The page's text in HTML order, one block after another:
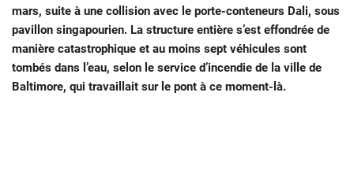
mars, suite à une collision avec le porte-conteneurs Dali, sous
pavillon singapourien. La structure entière s’est effondrée de
manière catastrophique et au moins sept véhicules sont
tombés dans l’eau, selon le service d’incendie de la ville de
Baltimore, qui travaillait sur le pont à ce moment-là.